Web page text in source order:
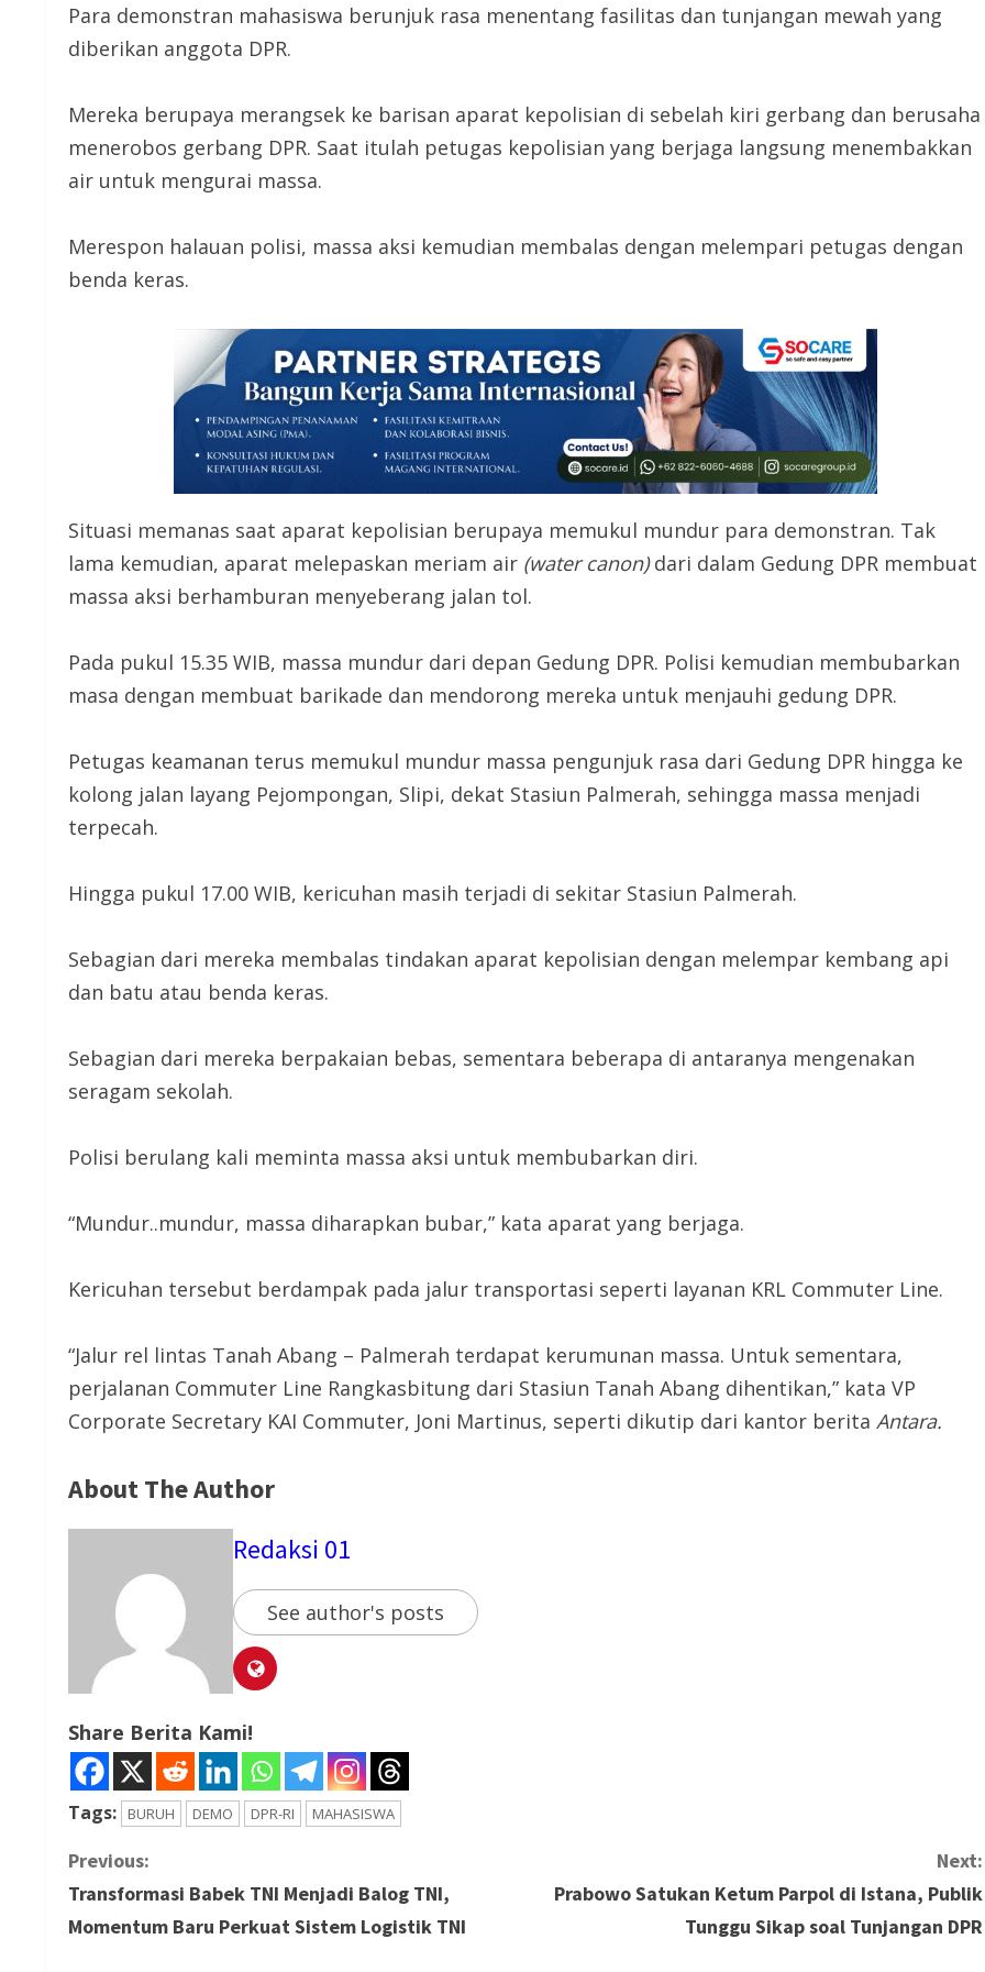
Para demonstran mahasiswa berunjuk rasa menentang fasilitas dan tunjangan mewah yang
diberikan anggota DPR.
Mereka berupaya merangsek ke barisan aparat kepolisian di sebelah kiri gerbang dan berusaha
menerobos gerbang DPR. Saat itulah petugas kepolisian yang berjaga langsung menembakkan
air untuk mengurai massa.
Merespon halauan polisi, massa aksi kemudian membalas dengan melempari petugas dengan
benda keras.
Situasi memanas saat aparat kepolisian berupaya memukul mundur para demonstran. Tak
lama kemudian, aparat melepaskan meriam air (water canon)dari dalam Gedung DPR membuat
massa aksi berhamburan menyeberang jalan tol.
Pada pukul 15.35 WIB, massa mundur dari depan Gedung DPR. Polisi kemudian membubarkan
masa dengan membuat barikade dan mendorong mereka untuk menjauhi gedung DPR.
Petugas keamanan terus memukul mundur massa pengunjuk rasa dari Gedung DPR hingga ke
kolong jalan layang Pejompongan, Slipi, dekat Stasiun Palmerah, sehingga massa menjadi
terpecah.
Hingga pukul 17.00 WIB, kericuhan masih terjadi di sekitar Stasiun Palmerah.
Sebagian dari mereka membalas tindakan aparat kepolisian dengan melempar kembang api
dan batu atau benda keras.
Sebagian dari mereka berpakaian bebas, sementara beberapa di antaranya mengenakan
seragam sekolah.
Polisi berulang kali meminta massa aksi untuk membubarkan diri.
“Mundur..mundur, massa diharapkan bubar,” kata aparat yang berjaga.
Kericuhan tersebut berdampak pada jalur transportasi seperti layanan KRL Commuter Line.
“Jalur rel lintas Tanah Abang – Palmerah terdapat kerumunan massa. Untuk sementara,
perjalanan Commuter Line Rangkasbitung dari Stasiun Tanah Abang dihentikan,” kata VP
Corporate Secretary KAI Commuter, Joni Martinus, seperti dikutip dari kantor berita Antara.
About The Author
Redaksi 01
See author's posts
Share Berita Kami!
Tags: BURUH DEMO DPR-RI MAHASISWA
C
o
Previous:
Transformasi Babek TNI Menjadi Balog TNI,
Momentum Baru Perkuat Sistem Logistik TNI
Next:
Prabowo Satukan Ketum Parpol di Istana, Publik
Tunggu Sikap soal Tunjangan DPR